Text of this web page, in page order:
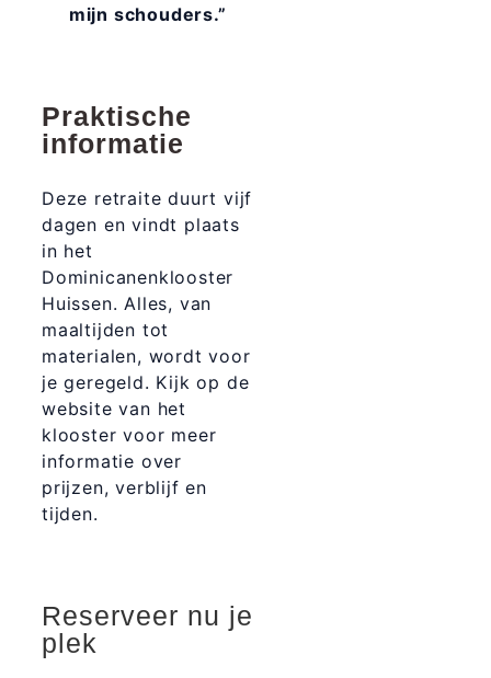
mijn schouders.”
Praktische
informatie
Deze retraite duurt vijf
dagen en vindt plaats
in het
Dominicanenklooster
Huissen. Alles, van
maaltijden tot
materialen, wordt voor
je geregeld. Kijk op de
website van het
klooster voor meer
informatie over
prijzen, verblijf en
tijden.
Reserveer nu je
plek